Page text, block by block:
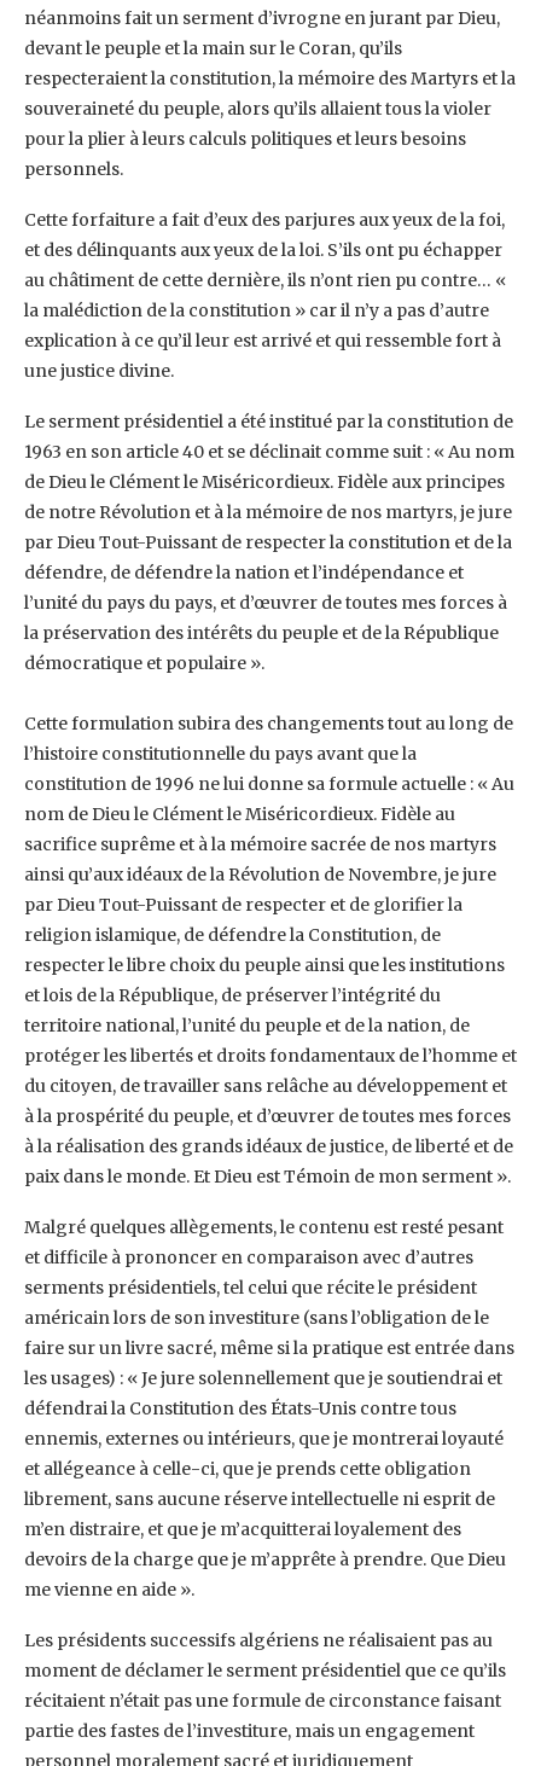
néanmoins fait un serment d’ivrogne en jurant par Dieu,
devant le peuple et la main sur le ‎Coran, qu’ils
respecteraient la constitution, la mémoire des Martyrs et la
souveraineté du peuple, ‎alors qu’ils allaient tous la violer
pour la plier à leurs calculs politiques et leurs besoins
personnels. ‎
Cette forfaiture a fait d’eux des parjures aux yeux de la foi,
et des délinquants aux yeux de la loi. ‎S’ils ont pu échapper
au châtiment de cette dernière, ils n’ont rien pu contre… «
la malédiction de la ‎constitution » car il n’y a pas d’autre
explication à ce qu’il leur est arrivé et qui ressemble fort à
‎une justice divine.‎
Le serment présidentiel a été institué par la constitution de
1963 en son article 40 et se déclinait ‎comme suit : « Au nom
de Dieu le Clément le Miséricordieux. Fidèle aux principes
de notre ‎Révolution et à la mémoire de nos martyrs, je jure
par Dieu Tout-Puissant de respecter la ‎constitution et de la
défendre, de défendre la nation et l’indépendance et
l’unité du pays du pays, et ‎d’œuvrer de toutes mes forces à
la préservation des intérêts du peuple et de la République
‎démocratique et populaire ».
Cette formulation subira des changements tout au long de
l’histoire constitutionnelle du pays avant ‎que la
constitution de 1996 ne lui donne sa formule actuelle : « Au
nom de Dieu le Clément le ‎Miséricordieux. Fidèle au
sacrifice suprême et à la mémoire sacrée de nos martyrs
ainsi qu’aux ‎idéaux de la Révolution de Novembre, je jure
par Dieu Tout-Puissant de respecter et de glorifier la
‎religion islamique, de défendre la Constitution, de
respecter le libre choix du peuple ainsi que les ‎institutions
et lois de la République, de préserver l’intégrité du
territoire national, l’unité du peuple et ‎de la nation, de
protéger les libertés et droits fondamentaux de l’homme et
du citoyen, de travailler ‎sans relâche au développement et
à la prospérité du peuple, et d’œuvrer de toutes mes forces
à la ‎réalisation des grands idéaux de justice, de liberté et de
paix dans le monde. Et Dieu est Témoin de ‎mon serment ».‎
Malgré quelques allègements, le contenu est resté pesant
et difficile à prononcer en comparaison ‎avec d’autres
serments présidentiels, tel celui que récite le président
américain lors de son ‎investiture (sans l’obligation de le
faire sur un livre sacré, même si la pratique est entrée dans
les ‎usages) : « Je jure solennellement que je soutiendrai et
défendrai la Constitution des États-Unis ‎contre tous
ennemis, externes ou intérieurs, que je montrerai loyauté
et allégeance à celle-ci, que je ‎prends cette obligation
librement, sans aucune réserve intellectuelle ni esprit de
m’en distraire, et ‎que je m’acquitterai loyalement des
devoirs de la charge que je m’apprête à prendre. Que Dieu
me ‎vienne en aide ».‎
Les présidents successifs algériens ne réalisaient pas au
moment de déclamer le serment ‎présidentiel que ce qu’ils
récitaient n’était pas une formule de circonstance faisant
partie des fastes ‎de l’investiture, mais un engagement
personnel moralement sacré et juridiquement